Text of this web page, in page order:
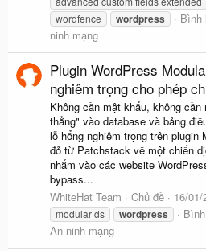
wordfence
wordpress Bình
ninh mạng
Plugin WordPress
nghiêm trọng cho phép
Không cần mật khẩu, không
thẳng" vào database và bảng
lỗ hổng nghiêm trọng trên plugin
đỏ từ Patchstack về một chiến
nhắm vào các website
bypass...
WhiteHat Team
Chủ đề 16/01/
modular ds
wordpress
An ninh mạng